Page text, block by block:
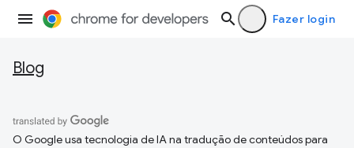
Fazer login
Blog
O Google usa tecnologia de IA na tradução de conteúdos para